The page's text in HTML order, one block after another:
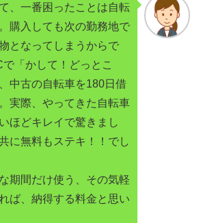
、一番困ったことは自転
購入しても次の勤務地で
となってしまうからで
「かして！どっとこ
中古の自転車を180日借
実際、やってきた自転車
ほどキレイで驚きまし
に無料もステキ！！でし
期間だけ使う、その気軽
ば、納得する料金と思い